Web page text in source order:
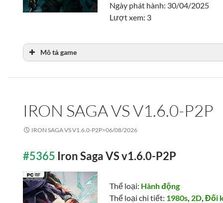
Ngày phát hành: 30/04/2025
Lượt xem: 3
Mô tả game
IRON SAGA VS V1.6.0-P2P
IRON SAGA VS V1.6.0-P2P>06/08/2026
#5365 Iron Saga VS v1.6.0-P2P
Thể loại: Hành động
Thể loại chi tiết: 1980s, 2D,Đối